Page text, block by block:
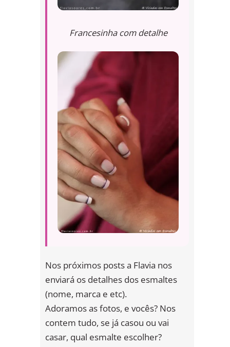
Francesinha com detalhe
Nos próximos posts a Flavia nos
enviará os detalhes dos esmaltes
(nome, marca e etc).
Adoramos as fotos, e vocês? Nos
contem tudo, se já casou ou vai
casar, qual esmalte escolher?